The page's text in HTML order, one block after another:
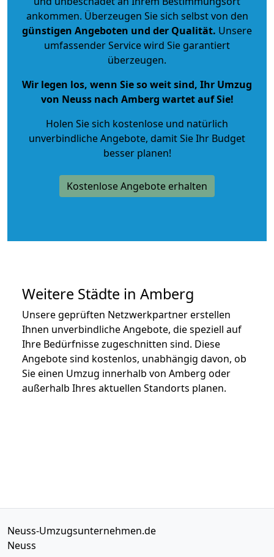
ankommen. Überzeugen Sie sich selbst von den
günstigen Angeboten und der Qualität. Unsere
umfassender Service wird Sie garantiert
überzeugen.
Wir legen los, wenn Sie so weit sind, Ihr Umzug
von Neuss nach Amberg wartet auf Sie!
Holen Sie sich kostenlose und natürlich
unverbindliche Angebote, damit Sie Ihr Budget
besser planen!
Kostenlose Angebote erhalten
Weitere Städte in Amberg
Unsere geprüften Netzwerkpartner erstellen
Ihnen unverbindliche Angebote, die speziell auf
Ihre Bedürfnisse zugeschnitten sind. Diese
Angebote sind kostenlos, unabhängig davon, ob
Sie einen Umzug innerhalb von Amberg oder
außerhalb Ihres aktuellen Standorts planen.
Neuss-Umzugsunternehmen.de
Neuss